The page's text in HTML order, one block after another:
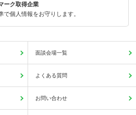
ーク取得企業
で個人情報をお守りします。
面談会場一覧
よくある質問
お問い合わせ